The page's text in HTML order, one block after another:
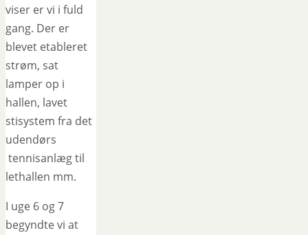
viser er vi i fuld
gang. Der er
blevet etableret
strøm, sat
lamper op i
hallen, lavet
stisystem fra det
udendørs
tennisanlæg til
lethallen mm.
I uge 6 og 7
begyndte vi at